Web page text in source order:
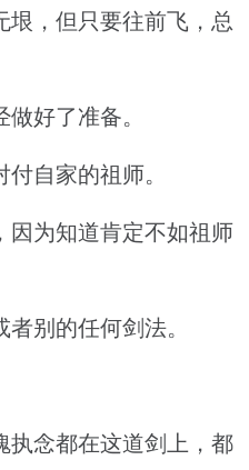
，但只要往前飞，总
好了准备。
自家的祖师。
为知道肯定不如祖师
别的任何剑法。
念都在这道剑上，都